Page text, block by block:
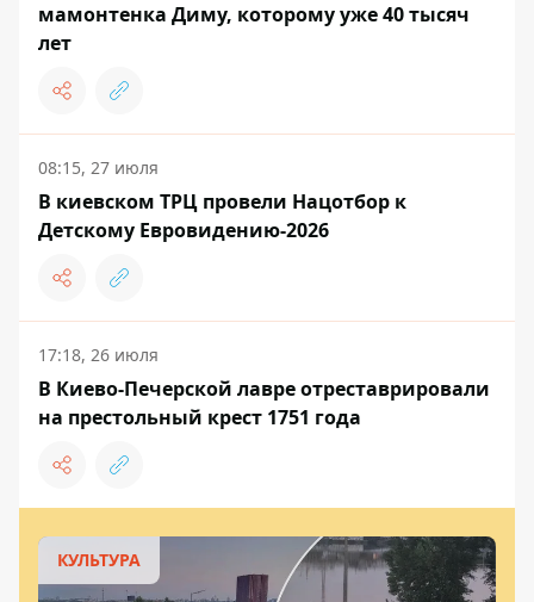
мамонтенка Диму, которому уже 40 тысяч
лет
08:15, 27 июля
В киевском ТРЦ провели Нацотбор к
Детскому Евровидению-2026
17:18, 26 июля
В Киево-Печерской лавре отреставрировали
на престольный крест 1751 года
КУЛЬТУРА